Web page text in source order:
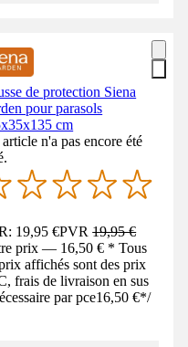
de protection Siena
pour parasols
cm
n'a pas encore été
19,95 €PVR19,95 €
prix — 16,50 € * Tous
affichés sont des prix
frais de livraison en sus
par pce16,50 €*/